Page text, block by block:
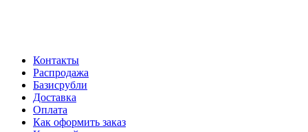
Контакты
Распродажа
Базисрубли
Доставка
Оплата
Как оформить заказ